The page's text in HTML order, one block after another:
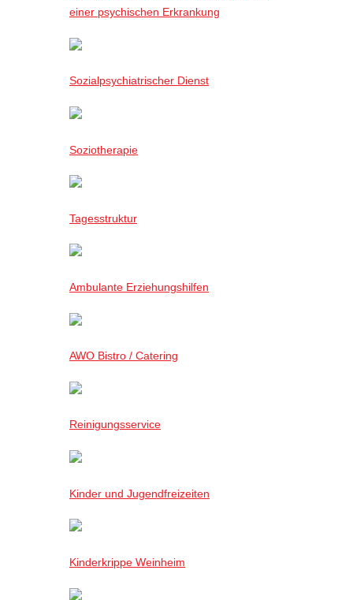
einer psychischen Erkrankung
Sozialpsychiatrischer Dienst
Soziotherapie
Tagesstruktur
Ambulante Erziehungshilfen
AWO Bistro / Catering
Reinigungsservice
Kinder und Jugendfreizeiten
Kinderkrippe Weinheim